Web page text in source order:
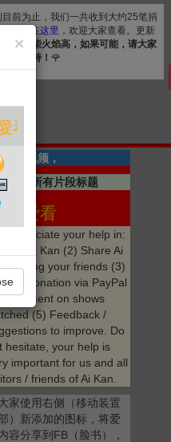
前为止，我们一共收到大约25笔捐
公布在这里 ，欢迎大家查看。更新
众人拾柴火焰高，如果可能，请大家
的支持！ 🌹
2段视频，
显示所有片段标题
分享 爱看
appreciate your help in:
Like Ai Kan (2) Share Ai
among your friends (3)
a donation via PayPal
Comment on shows
(5) Feedback /
to improve. Do
hesitate, your help is
important for us and all
/ friends of Ai Kan.
家使用右侧（移动装置
）新添加的图标，将爱
容分享到FB（脸书），
×
❤️